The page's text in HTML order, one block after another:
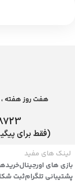
هفت روز هفته ، 24 ساعت شبانه‌روز پاسخگوی شما
(فقط برای
لینک های مفید
بازی های اورجینال
پشتیبانی تلگرامثبت